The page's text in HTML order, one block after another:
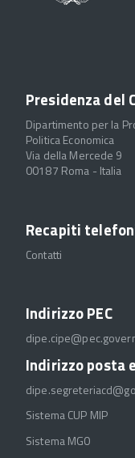
Presidenza del
Dipartimento per la
Politica Economica
Via della Mercede 9
00187 Roma - Italia
Recapiti
Contatti
Indirizzo PEC
Indirizzo posta
Sistema CUP MIP
Sistema MGO